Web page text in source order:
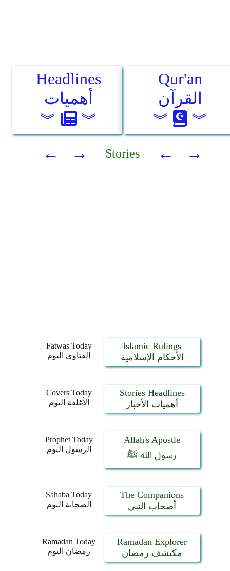
Fatwas Today
الفتاوى اليوم
Islamic Rulings
الأحكام الإسلامية
Covers Today
الأغلفة اليوم
Stories Headlines
أهميات الأخبار
Prophet Today
الرسول اليوم
Allah's Apostle
رسول الله ﷺ
Sahaba Today
الصحابة اليوم
The Companions
أصحاب النبي
Ramadan Today
رمضان اليوم
Ramadan Explorer
مكتشف رمضان